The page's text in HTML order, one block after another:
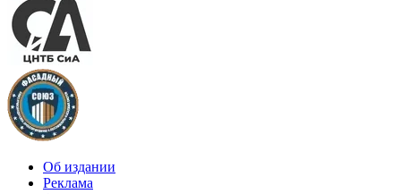
Об издании
Реклама